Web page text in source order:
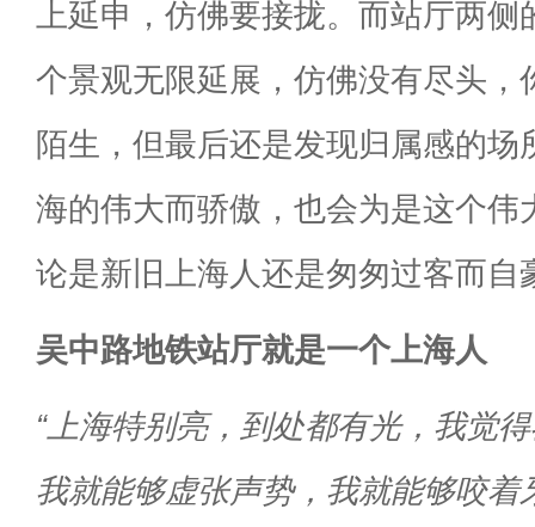
上延申，仿佛要接拢。而站厅两
个景观无限延展，仿佛没有尽头，
陌生，但最后还是发现归属感的场
海的伟大而骄傲，也会为是这个伟
论是新旧上海人还是匆匆过客而自
吴中路地铁站厅就是一个上海人
“上海特别亮，到处都有光，我觉
我就能够虚张声势，我就能够咬着